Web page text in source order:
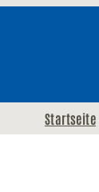
Startseite